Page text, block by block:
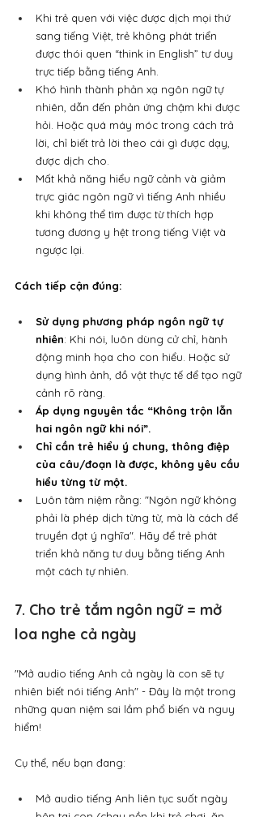
Khi trẻ quen với việc được dịch mọi thứ
sang tiếng Việt, trẻ không phát triển
được thói quen “think in English” tư duy
trực tiếp bằng tiếng Anh.
Khó hình thành phản xạ ngôn ngữ tự
nhiên, dẫn đến phản ứng chậm khi được
hỏi. Hoặc quá máy móc trong cách trả
lời, chỉ biết trả lời theo cái gì được dạy,
được dịch cho.
Mất khả năng hiểu ngữ cảnh và giảm
trực giác ngôn ngữ vì tiếng Anh nhiều
khi không thể tìm được từ thích hợp
tương đương y hệt trong tiếng Việt và
ngược lại.
Cách tiếp cận đúng:
Sử dụng phương pháp ngôn ngữ tự
nhiên: Khi nói, luôn dùng cử chỉ, hành
động minh họa cho con hiểu. Hoặc sử
dụng hình ảnh, đồ vật thực tế để tạo ngữ
cảnh rõ ràng.
Áp dụng nguyên tắc “Không trộn lẫn
hai ngôn ngữ khi nói”.
Chỉ cần trẻ hiểu ý chung, thông điệp
của câu/đoạn là được, không yêu cầu
hiểu từng từ một.
Luôn tâm niệm rằng: "Ngôn ngữ không
phải là phép dịch từng từ, mà là cách để
truyền đạt ý nghĩa". Hãy để trẻ phát
triển khả năng tư duy bằng tiếng Anh
một cách tự nhiên.
7. Cho trẻ tắm ngôn ngữ = mở
loa nghe cả ngày
"Mở audio tiếng Anh cả ngày là con sẽ tự
nhiên biết nói tiếng Anh" - Đây là một trong
những quan niệm sai lầm phổ biến và nguy
hiểm!
Cụ thể, nếu bạn đang:
Mở audio tiếng Anh liên tục suốt ngày